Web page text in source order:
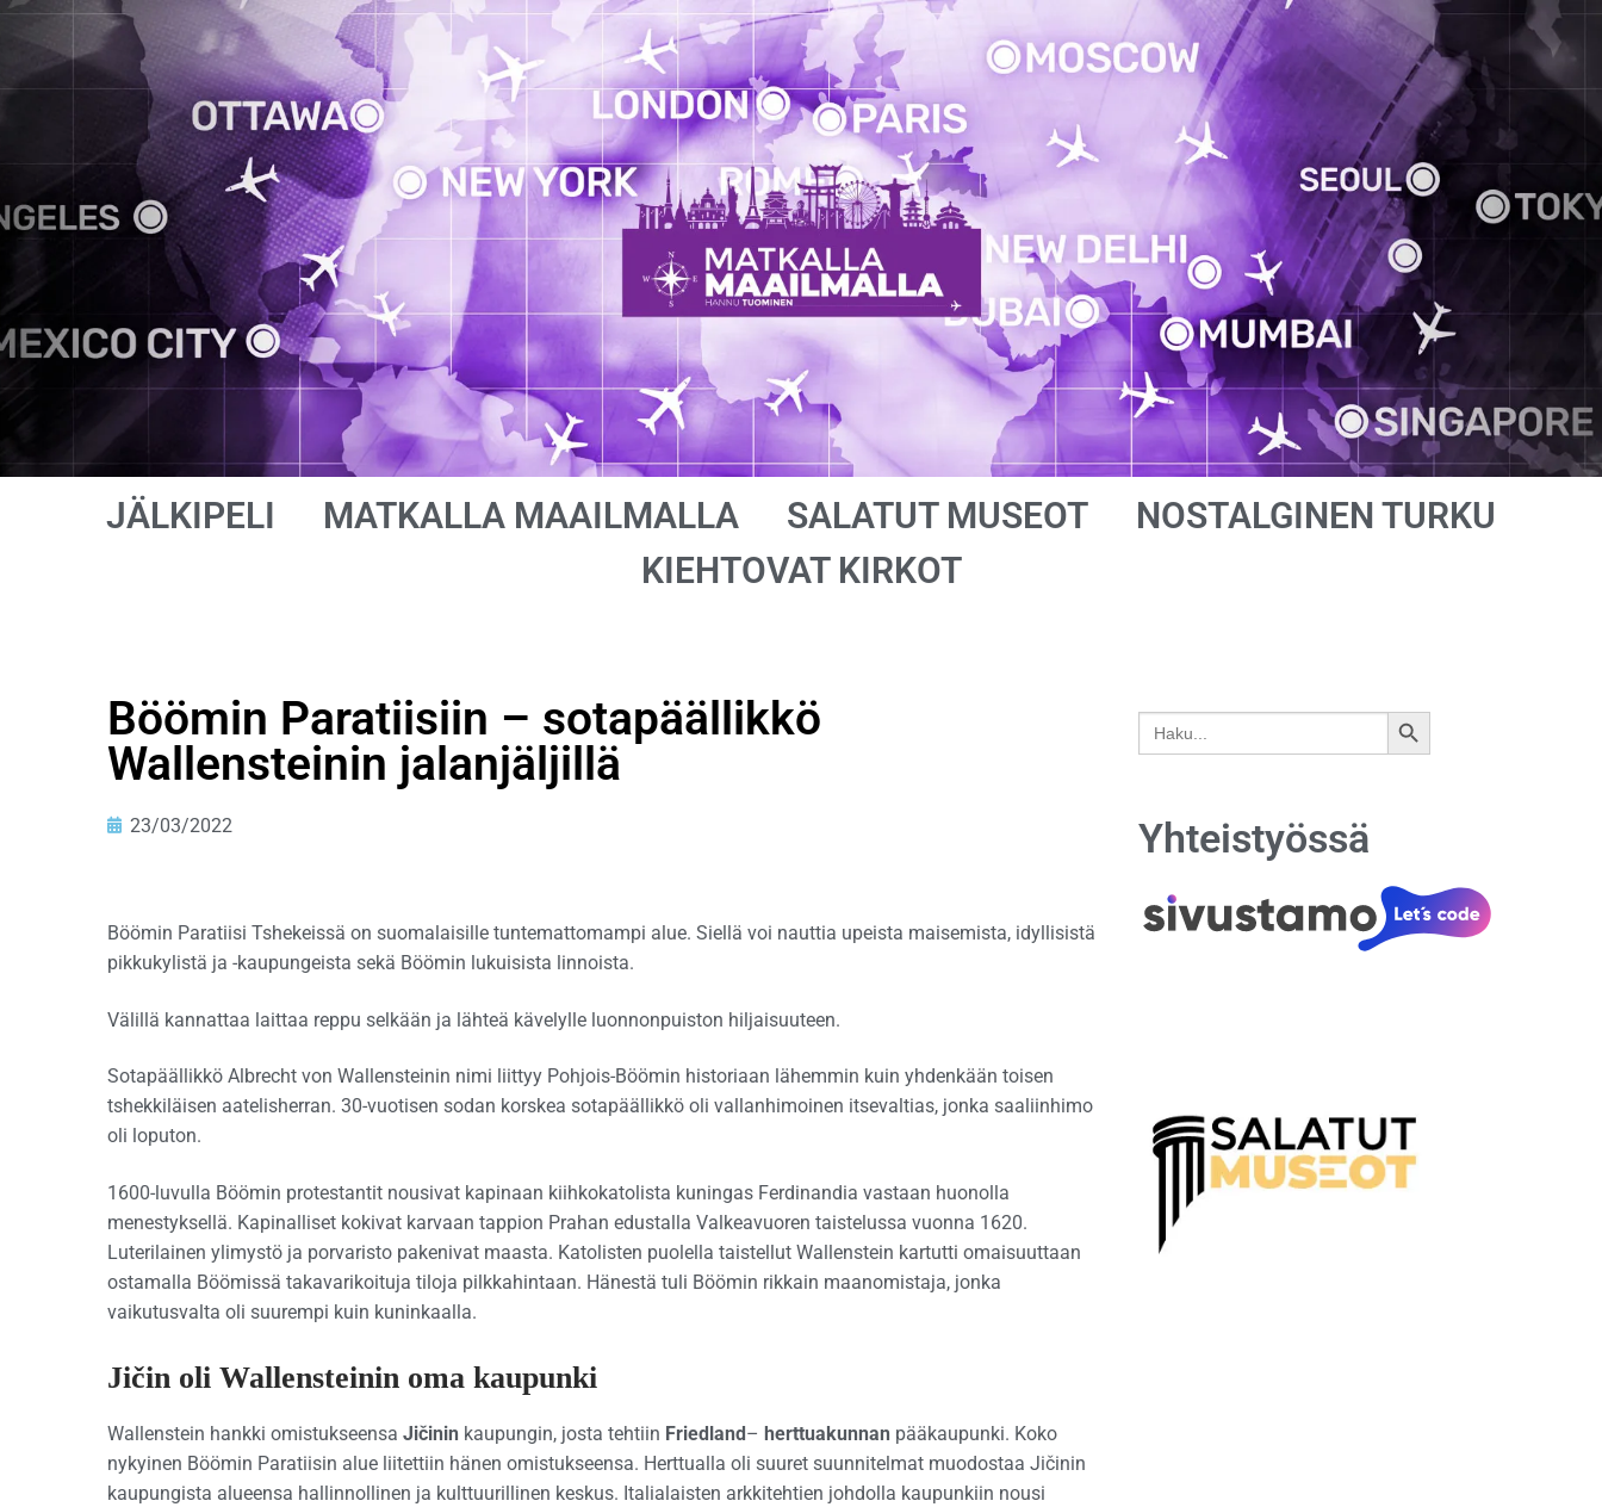
JÄLKIPELI MATKALLA MAAILMALLA SALATUT MUSEOT
NOSTALGINEN TURKU
KIEHTOVAT KIRKOT
Böömin Paratiisiin – sotapäällikkö
Wallensteinin jalanjäljillä
23/03/2022
Böömin Paratiisi Tshekeissä on suomalaisille tuntemattomampi alue. Siellä voi nauttia upeista maisemista, idyllisistä
pikkukylistä ja -kaupungeista sekä Böömin lukuisista linnoista.
Välillä kannattaa laittaa reppu selkään ja lähteä kävelylle luonnonpuiston hiljaisuuteen.
Sotapäällikkö Albrecht von Wallensteinin nimi liittyy Pohjois-Böömin historiaan lähemmin kuin yhdenkään toisen
tshekkiläisen aatelisherran. 30-vuotisen sodan korskea sotapäällikkö oli vallanhimoinen itsevaltias, jonka saaliinhimo
oli loputon.
1600-luvulla Böömin protestantit nousivat kapinaan kiihkokatolista kuningas Ferdinandia vastaan huonolla
menestyksellä. Kapinalliset kokivat karvaan tappion Prahan edustalla Valkeavuoren taistelussa vuonna 1620.
Luterilainen ylimystö ja porvaristo pakenivat maasta. Katolisten puolella taistellut Wallenstein kartutti omaisuuttaan
ostamalla Böömissä takavarikoituja tiloja pilkkahintaan. Hänestä tuli Böömin rikkain maanomistaja, jonka
vaikutusvalta oli suurempi kuin kuninkaalla.
Jičin oli Wallensteinin oma kaupunki
Wallenstein hankki omistukseensa Jičinin kaupungin, josta tehtiin Friedland – herttuakunnan pääkaupunki. Koko
nykyinen Böömin Paratiisin alue liitettiin hänen omistukseensa. Herttualla oli suuret suunnitelmat muodostaa Jičinin
kaupungista alueensa hallinnollinen ja kulttuurillinen keskus. Italialaisten arkkitehtien johdolla kaupunkiin nousi
Search
for:
SEARCH
Yhteistyössä